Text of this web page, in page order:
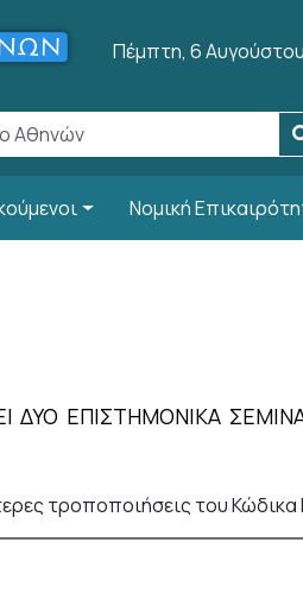
Πέμπτη, 6
Νομική
ΔΥΟ ΕΠΙΣΤΗΜΟΝΙΚΑ
τροποποιήσεις του Κώδικα